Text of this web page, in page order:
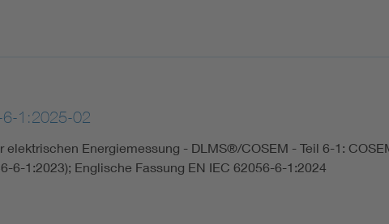
6-1:2025-02
elektrischen Energiemessung - DLMS®/COSEM - Teil 6-1:
6-1:2023); Englische Fassung EN IEC 62056-6-1:2024